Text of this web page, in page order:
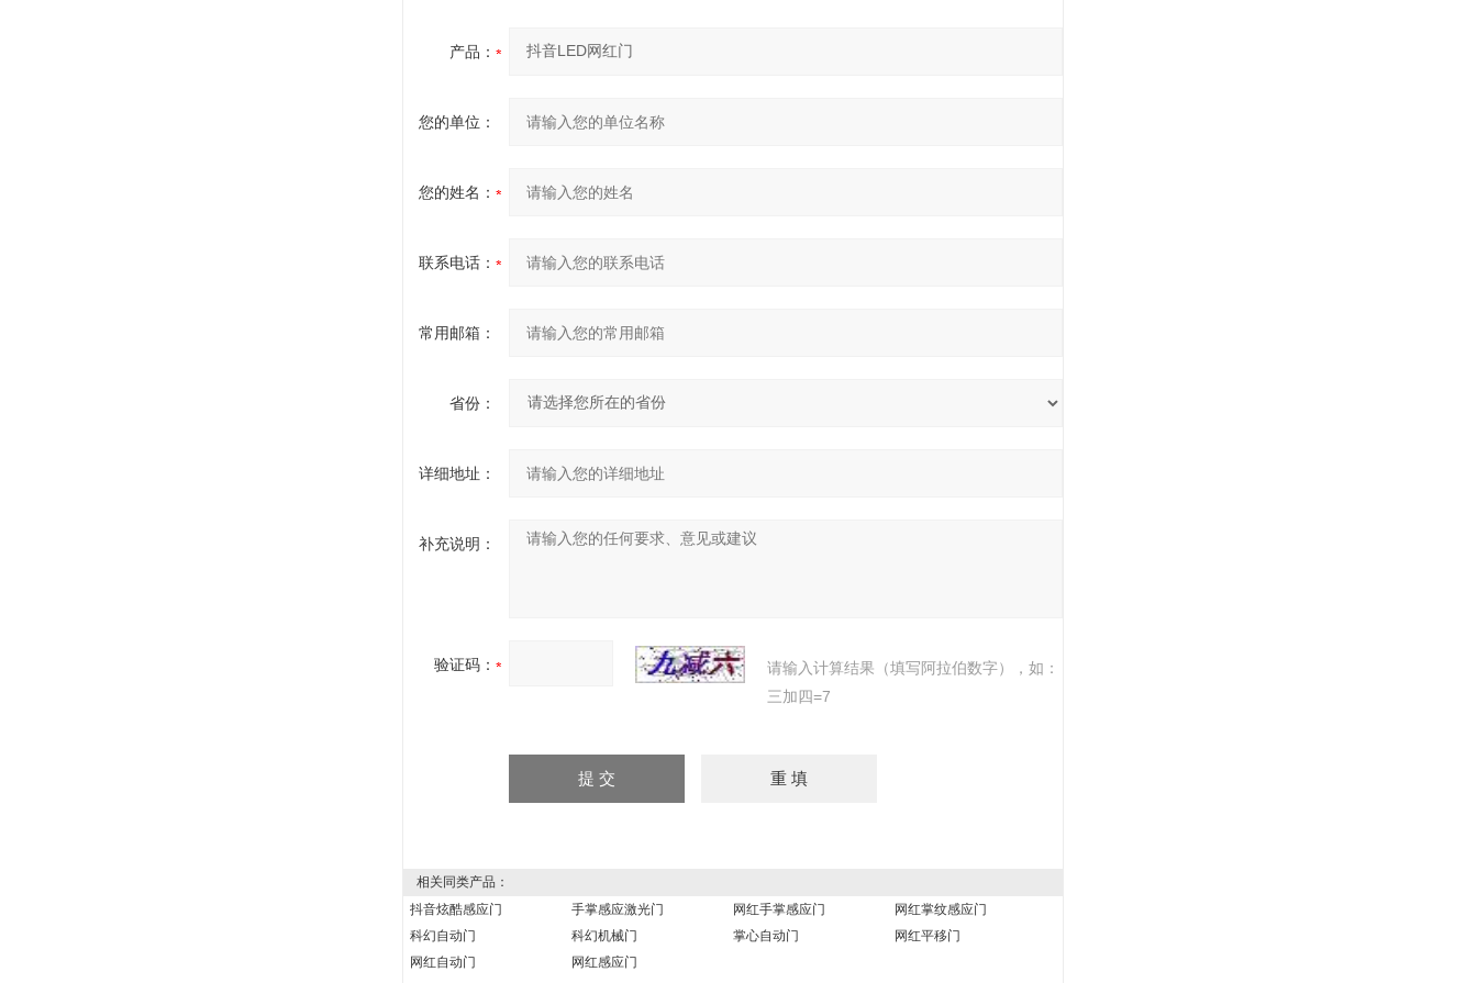
产品：
您的单位：
您的姓名：
联系电话：
常用邮箱：
省份：
详细地址：
补充说明：
验证码：
请输入计算结果（填写阿拉伯数字），如：
三加四=7
相关同类产品：
抖音炫酷感应门
手掌感应激光门 网红手掌感应门
网红掌纹感应门
科幻自动门
科幻机械门 掌心自动门
网红平移门
网红自动门
网红感应门